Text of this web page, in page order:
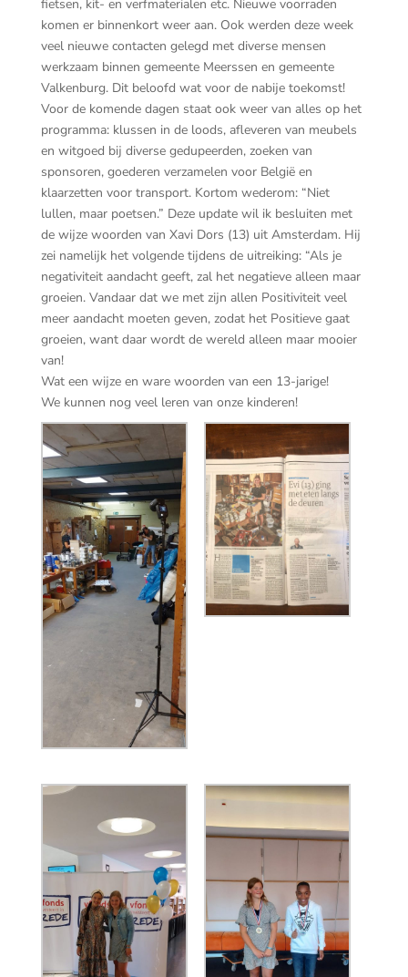
fietsen, kit- en verfmaterialen etc. Nieuwe voorraden
komen er binnenkort weer aan. Ook werden deze week
veel nieuwe contacten gelegd met diverse mensen
werkzaam binnen gemeente Meerssen en gemeente
Valkenburg. Dit beloofd wat voor de nabije toekomst!
Voor de komende dagen staat ook weer van alles op het
programma: klussen in de loods, afleveren van meubels
en witgoed bij diverse gedupeerden, zoeken van
sponsoren, goederen verzamelen voor België en
klaarzetten voor transport. Kortom wederom: “Niet
lullen, maar poetsen.” Deze update wil ik besluiten met
de wijze woorden van Xavi Dors (13) uit Amsterdam. Hij
zei namelijk het volgende tijdens de uitreiking: “Als je
negativiteit aandacht geeft, zal het negatieve alleen maar
groeien. Vandaar dat we met zijn allen Positiviteit veel
meer aandacht moeten geven, zodat het Positieve gaat
groeien, want daar wordt de wereld alleen maar mooier
van!
Wat een wijze en ware woorden van een 13-jarige!
We kunnen nog veel leren van onze kinderen!